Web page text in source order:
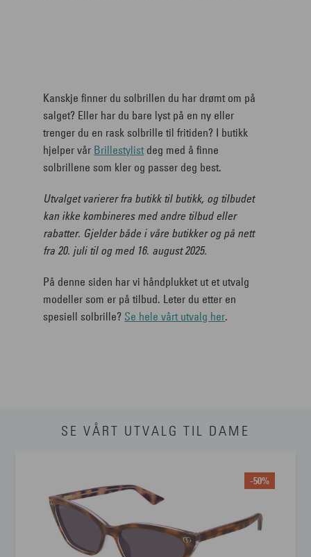
Kanskje finner du solbrillen du har drømt om på
salget? Eller har du bare lyst på en ny eller
trenger du en rask solbrille til fritiden? I butikk
hjelper vår Brillestylistdeg med å finne
solbrillene som kler og passer deg best.
Utvalget varierer fra butikk til butikk, og tilbudet
kan ikke kombineres med andre tilbud eller
rabatter. Gjelder både i våre butikker og på nett
fra 20. juli til og med 16. august 2025.
På denne siden har vi håndplukket ut et utvalg
modeller som er på tilbud. Leter du etter en
spesiell solbrille? Se hele vårt utvalg her.
SE VÅRT UTVALG TIL DAME
-50%